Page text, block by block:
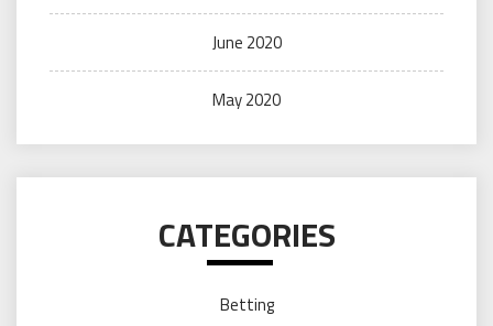
June 2020
May 2020
CATEGORIES
Betting